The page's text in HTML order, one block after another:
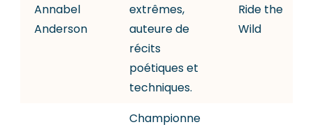
Annabel
Anderson
extrêmes,
auteure de
récits
poétiques et
techniques.
Ride the
Wild
Championne